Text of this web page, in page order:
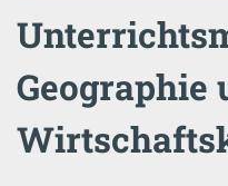
Geographie